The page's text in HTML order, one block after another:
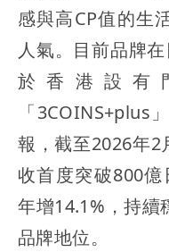
感與高CP值的生
人氣。目前品牌
於香港設有
「3COINS+plus
報，截至2026年2
收首度突破800億
年增14.1%，持續
品牌地位。